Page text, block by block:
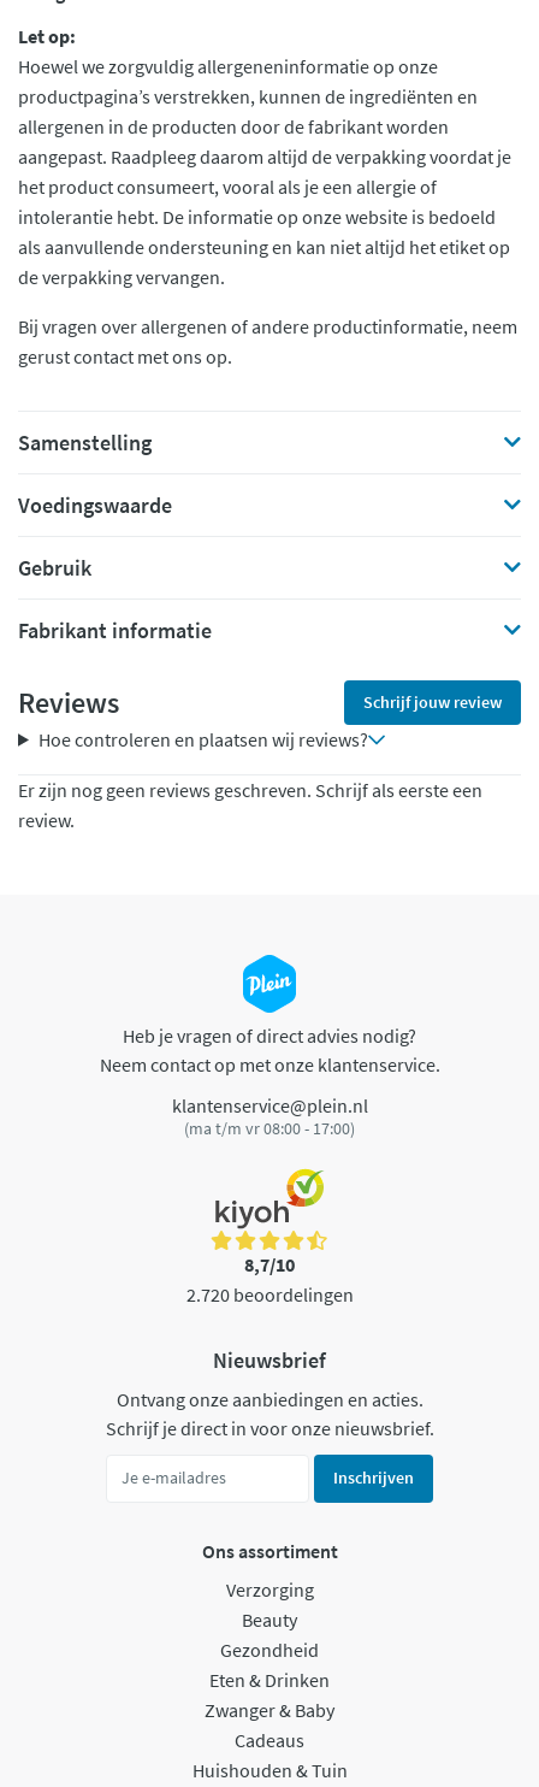
Let op:
Hoewel we zorgvuldig allergeneninformatie op onze
productpagina’s verstrekken, kunnen de ingrediënten en
allergenen in de producten door de fabrikant worden
aangepast. Raadpleeg daarom altijd de verpakking voordat je
het product consumeert, vooral als je een allergie of
intolerantie hebt. De informatie op onze website is bedoeld
als aanvullende ondersteuning en kan niet altijd het etiket op
de verpakking vervangen.
Bij vragen over allergenen of andere productinformatie, neem
gerust contact met ons op.
Samenstelling
Voedingswaarde
Gebruik
Fabrikant informatie
Reviews Schrijf jouw review
Hoe controleren en plaatsen wij reviews?
Er zijn nog geen reviews geschreven. Schrijf als eerste een
review.
Heb je vragen of direct advies nodig?
Neem contact op met onze klantenservice.
klantenservice@plein.nl
(ma t/m vr 08:00 - 17:00)
8,7/10
2.720 beoordelingen
Nieuwsbrief
Ontvang onze aanbiedingen en acties.
Schrijf je direct in voor onze nieuwsbrief.
Inschrijven
Ons assortiment
Verzorging
Beauty
Gezondheid
Eten & Drinken
Zwanger & Baby
Cadeaus
Huishouden & Tuin